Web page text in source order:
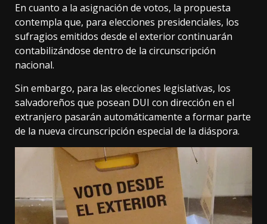
En cuanto a la asignación de votos, la propuesta
contempla que, para elecciones presidenciales, los
sufragios emitidos desde el exterior continuarán
contabilizándose dentro de la circunscripción
nacional.
Sin embargo, para las elecciones legislativas, los
salvadoreños que posean DUI con dirección en el
extranjero pasarán automáticamente a formar parte
de la nueva circunscripción especial de la diáspora.